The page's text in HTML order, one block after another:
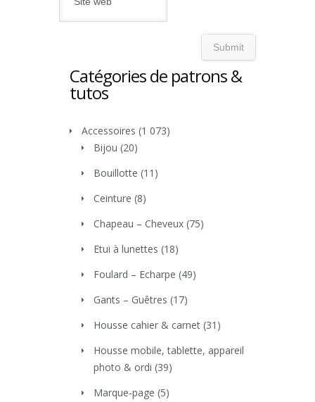
Catégories de patrons &
tutos
Accessoires (1 073)
Bijou (20)
Bouillotte (11)
Ceinture (8)
Chapeau – Cheveux (75)
Etui à lunettes (18)
Foulard – Echarpe (49)
Gants – Guêtres (17)
Housse cahier & carnet (31)
Housse mobile, tablette, appareil
photo & ordi (39)
Marque-page (5)